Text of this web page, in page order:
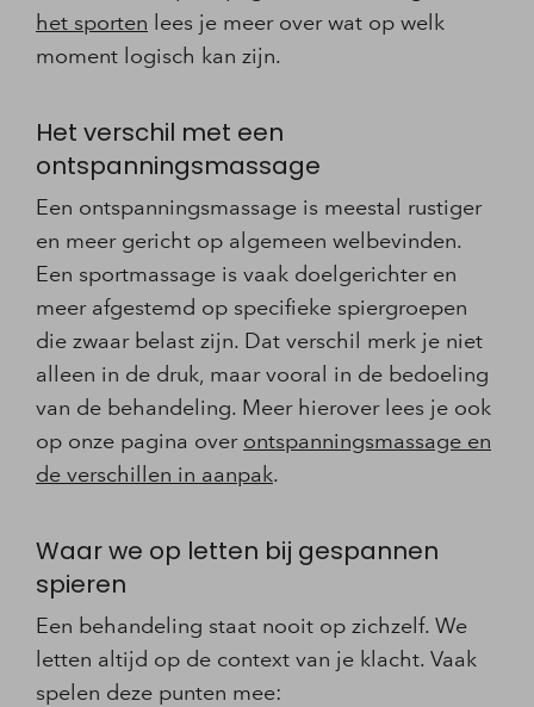
het sporten lees je meer over wat op welk
moment logisch kan zijn.
Het verschil met een
ontspanningsmassage
Een ontspanningsmassage is meestal rustiger
en meer gericht op algemeen welbevinden.
Een sportmassage is vaak doelgerichter en
meer afgestemd op specifieke spiergroepen
die zwaar belast zijn. Dat verschil merk je niet
alleen in de druk, maar vooral in de bedoeling
van de behandeling. Meer hierover lees je ook
op onze pagina over ontspanningsmassage en
de verschillen in aanpak.
Waar we op letten bij gespannen
spieren
Een behandeling staat nooit op zichzelf. We
letten altijd op de context van je klacht. Vaak
spelen deze punten mee: